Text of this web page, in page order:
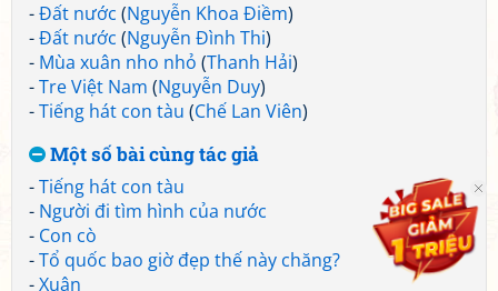
-Đất nước (Nguyễn Khoa Điềm)
-Đất nước (Nguyễn Đình Thi)
- Mùa xuân nho nhỏ (Thanh Hải)
-Tre Việt Nam (Nguyễn Duy)
-Tiếng hát con tàu (Chế Lan Viên)
Một số bài cùng tác giả
-Tiếng hát con tàu
- Người đi tìm hình của nước
- Con cò
-Tổ quốc bao giờ đẹp thế này chăng?
-Xuân